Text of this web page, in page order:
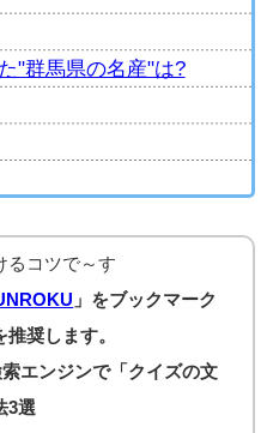
"群馬県の名産"は?
るコツで～す
」をブックマーク
奨します。
エンジンで「クイズの文
3選